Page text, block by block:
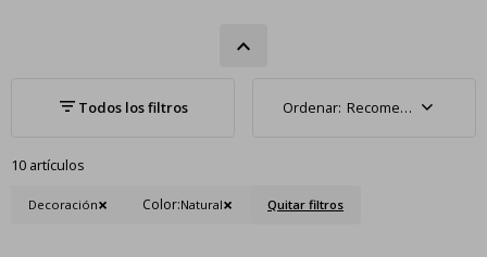
Recomendados
10 artículos
Decoración Color:Natural Quitar filtros